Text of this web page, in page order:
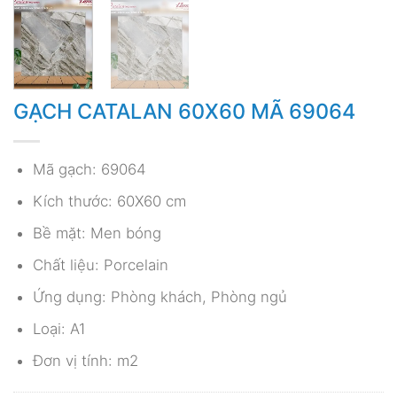
GẠCH CATALAN 60X60 MÃ 69064
Mã gạch: 69064
Kích thước: 60X60 cm
Bề mặt: Men bóng
Chất liệu: Porcelain
Ứng dụng: Phòng khách, Phòng ngủ
Loại: A1
Đơn vị tính: m2